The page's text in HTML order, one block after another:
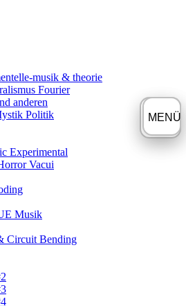
musik & theorie
Fourier
anderen
Politik
Experimental
Vacui
Musik
Circuit Bending
≡
MENÜ